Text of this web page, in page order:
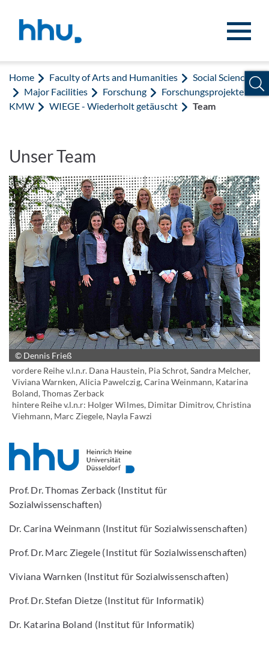
Home Faculty of Arts and Humanities
Social Sciences
Major Facilities
Forschung
Forschungsprojekte
KMW
WIEGE - Wiederholt getäuscht Team
Unser Team
© Dennis Frieß
vordere Reihe v.l.n.r. Dana Haustein, Pia Schrot, Sandra Melcher,
Viviana Warnken, Alicia Pawelczig, Carina Weinmann, Katarina
Boland, Thomas Zerback
hintere Reihe v.l.n.r: Holger Wilmes, Dimitar Dimitrov, Christina
Viehmann, Marc Ziegele, Nayla Fawzi
Prof. Dr. Thomas Zerback (Institut für
Sozialwissenschaften)
Dr. Carina Weinmann (Institut für Sozialwissenschaften)
Prof. Dr. Marc Ziegele (Institut für Sozialwissenschaften)
Viviana Warnken (Institut für Sozialwissenschaften)
Prof. Dr. Stefan Dietze (Institut für Informatik)
Dr. Katarina Boland (Institut für Informatik)